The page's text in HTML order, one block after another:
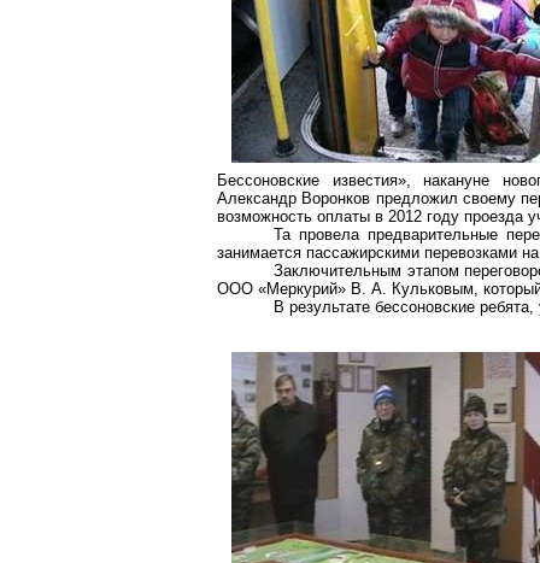
Бессоновские известия», накануне
Александр Воронков предложил своему
возможность оплаты в 2012 году
Та провела предварительные
занимается пассажирскими перевозками
Заключительным этапом
ООО «Меркурий» В. А. Кульковым, который
В результатебессоновские